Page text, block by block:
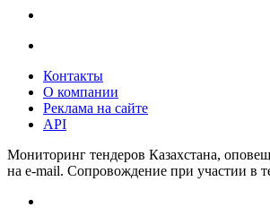
Контакты
О компании
Реклама на сайте
API
Мониторинг тендеров Казахстана,
на e-mail. Сопровождение при участии в